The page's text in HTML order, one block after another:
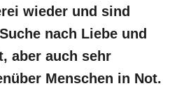
wieder und sind
nach Liebe und
aber auch sehr
Menschen in Not.